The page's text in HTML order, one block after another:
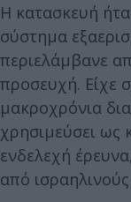
Η κατασκευή
σύστημα
περιελάμβανε
προσευχή. Είχε
μακροχρόνια
χρησιμεύσει ως
ενδελεχή
από